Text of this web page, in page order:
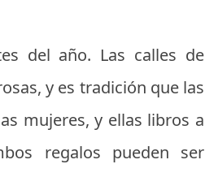
del año. Las calles de
y es tradición que las
mujeres, y ellas libros a
regalos pueden ser